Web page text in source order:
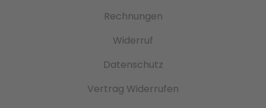
Rechnungen
Widerruf
Datenschutz
Vertrag Widerrufen